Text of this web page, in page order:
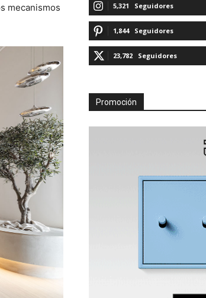
mecanismos
5,321 Seguidores
1,844 Seguidores
23,782 Seguidores
Promoción